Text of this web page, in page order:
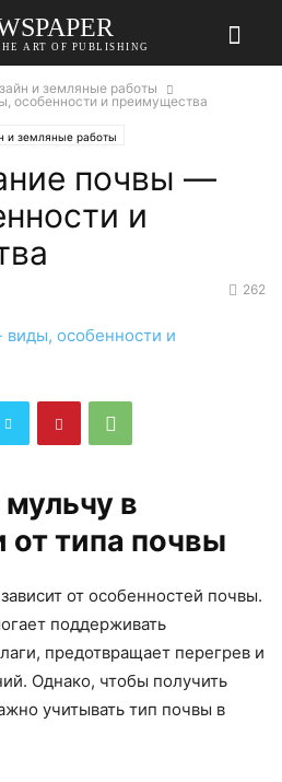
ART OF PUBLISHING
и земляные работы
особенности и преимущества
и земляные работы
почвы —
и
262
в
от типа почвы
от особенностей почвы.
поддерживать
предотвращает перегрев и
Однако, чтобы получить
учитывать тип почвы в